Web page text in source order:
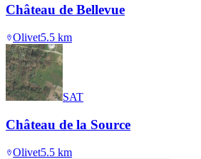
Château de Bellevue
Olivet5.5 km
SAT
Château de la Source
Olivet5.5 km